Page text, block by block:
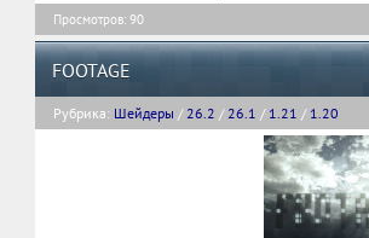
Просмотров: 90
FOOTAGE
Рубрика: Шейдеры /26.2 /26.1 / 1.21 / 1.20